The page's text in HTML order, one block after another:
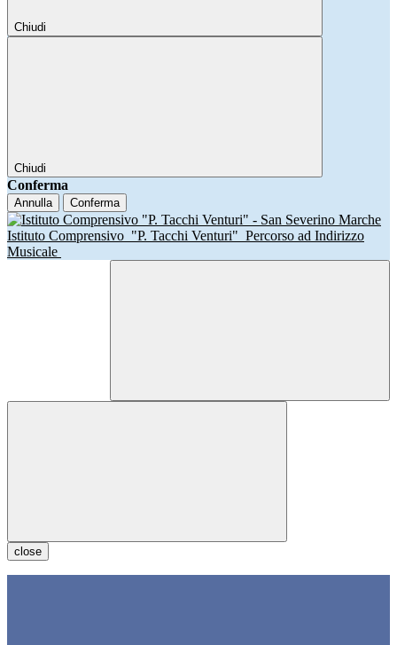
Chiudi
Chiudi
Conferma
Annulla Conferma
Istituto Comprensivo "P. Tacchi Venturi" Percorso ad Indirizzo
Musicale
close